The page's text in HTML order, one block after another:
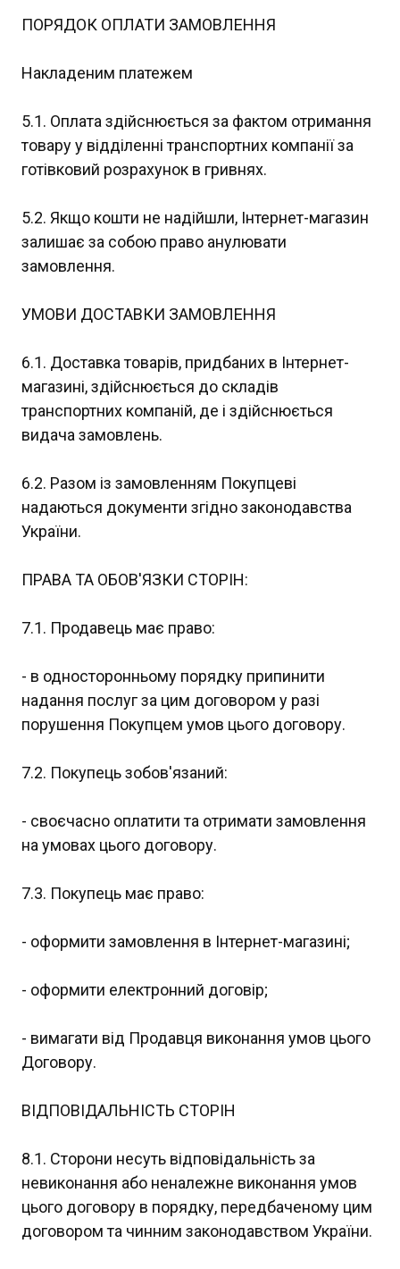
ПОРЯДОК ОПЛАТИ ЗАМОВЛЕННЯ
Накладеним платежем
5.1. Оплата здійснюється за фактом отримання
товару у відділенні транспортних компанії за
готівковий розрахунок в гривнях.
5.2. Якщо кошти не надійшли, Інтернет-магазин
залишає за собою право анулювати
замовлення.
УМОВИ ДОСТАВКИ ЗАМОВЛЕННЯ
6.1. Доставка товарів, придбаних в Інтернет-
магазині, здійснюється до складів
транспортних компаній, де і здійснюється
видача замовлень.
6.2. Разом із замовленням Покупцеві
надаються документи згідно законодавства
України.
ПРАВА ТА ОБОВ'ЯЗКИ СТОРІН:
7.1. Продавець має право:
- в односторонньому порядку припинити
надання послуг за цим договором у разі
порушення Покупцем умов цього договору.
7.2. Покупець зобов'язаний:
- своєчасно оплатити та отримати замовлення
на умовах цього договору.
7.3. Покупець має право:
- оформити замовлення в Інтернет-магазині;
- оформити електронний договір;
- вимагати від Продавця виконання умов цього
Договору.
ВІДПОВІДАЛЬНІСТЬ СТОРІН
8.1. Сторони несуть відповідальність за
невиконання або неналежне виконання умов
цього договору в порядку, передбаченому цим
договором та чинним законодавством України.